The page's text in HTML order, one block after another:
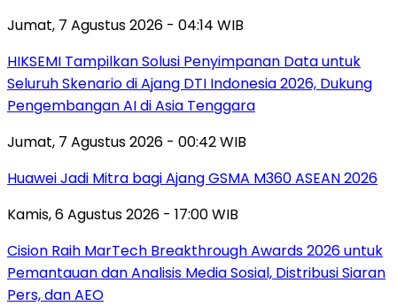
Jumat, 7 Agustus 2026 - 04:14 WIB
HIKSEMI Tampilkan Solusi Penyimpanan Data untuk
Seluruh Skenario di Ajang DTI Indonesia 2026, Dukung
Pengembangan AI di Asia Tenggara
Jumat, 7 Agustus 2026 - 00:42 WIB
Huawei Jadi Mitra bagi Ajang GSMA M360 ASEAN 2026
Kamis, 6 Agustus 2026 - 17:00 WIB
Cision Raih MarTech Breakthrough Awards 2026 untuk
Pemantauan dan Analisis Media Sosial, Distribusi Siaran
Pers, dan AEO